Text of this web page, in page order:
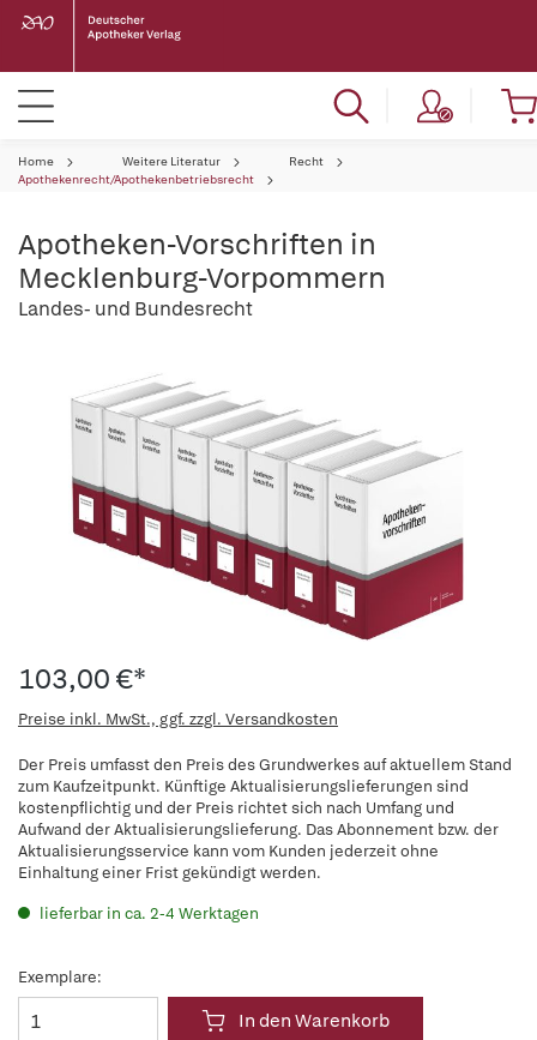
Home Weitere Literatur
Recht
Apothekenrecht/Apothekenbetriebsrecht
Apotheken-Vorschriften in
Mecklenburg-Vorpommern
Landes- und Bundesrecht
103,00 €*
Preise inkl. MwSt., ggf. zzgl. Versandkosten
Der Preis umfasst den Preis des Grundwerkes auf aktuellem Stand
zum Kaufzeitpunkt. Künftige Aktualisierungslieferungen sind
kostenpflichtig und der Preis richtet sich nach Umfang und
Aufwand der Aktualisierungslieferung. Das Abonnement bzw. der
Aktualisierungsservice kann vom Kunden jederzeit ohne
Einhaltung einer Frist gekündigt werden.
lieferbar in ca. 2-4 Werktagen
Exemplare:
In den Warenkorb